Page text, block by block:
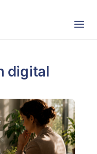
digital